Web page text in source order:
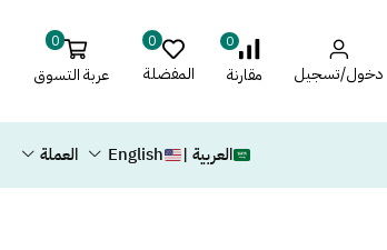
دخول/تسجيل
0
مقارنة
0
المفضلة
0
عربة التسوق
العربية | English العملة